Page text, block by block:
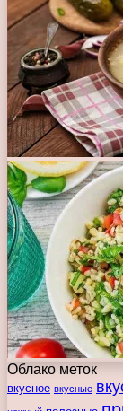
Облако меток
вкусное вкусные